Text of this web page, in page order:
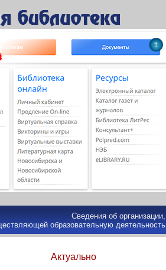
1
Сведения об организации,
образовательную деятельность
Актуально